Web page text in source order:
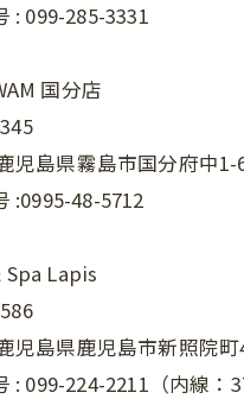
: 099-285-3331
国分店
児島県霧島市国分府中1-
:0995-48-5712
Spa Lapis
児島県鹿児島市新照院町
: 099-224-2211（内線：